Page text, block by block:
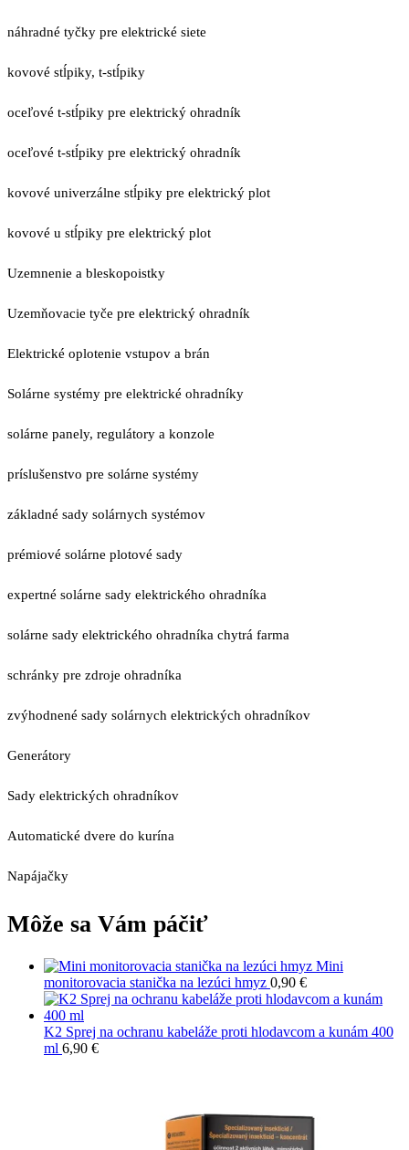
náhradné tyčky pre elektrické siete
kovové stĺpiky, t-stĺpiky
oceľové t-stĺpiky pre elektrický ohradník
oceľové t-stĺpiky pre elektrický ohradník
kovové univerzálne stĺpiky pre elektrický plot
kovové u stĺpiky pre elektrický plot
Uzemnenie a bleskopoistky
Uzemňovacie tyče pre elektrický ohradník
Elektrické oplotenie vstupov a brán
Solárne systémy pre elektrické ohradníky
solárne panely, regulátory a konzole
príslušenstvo pre solárne systémy
základné sady solárnych systémov
prémiové solárne plotové sady
expertné solárne sady elektrického ohradníka
solárne sady elektrického ohradníka chytrá farma
schránky pre zdroje ohradníka
zvýhodnené sady solárnych elektrických ohradníkov
Generátory
Sady elektrických ohradníkov
Automatické dvere do kurína
Napájačky
Môže sa Vám páčiť
Mini
monitorovacia stanička na lezúci hmyz 0,90 €
K2 Sprej na ochranu kabeláže proti hlodavcom a kunám 400
ml 6,90 €